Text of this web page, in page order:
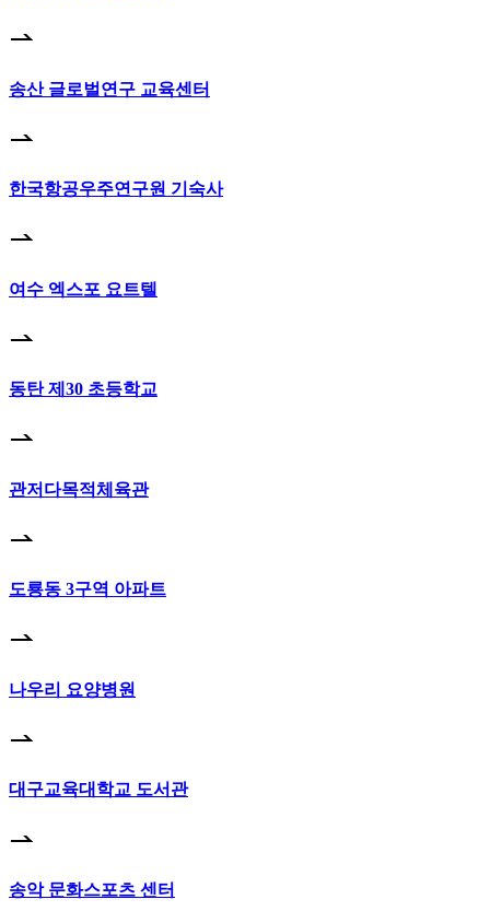
송산 글로벌연구 교육센터
한국항공우주연구원 기숙사
여수 엑스포 요트텔
동탄 제30 초등학교
관저다목적체육관
도룡동 3구역 아파트
나우리 요양병원
대구교육대학교 도서관
송악 문화스포츠 센터